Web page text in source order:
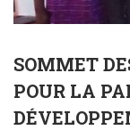
SOMMET
POUR LA